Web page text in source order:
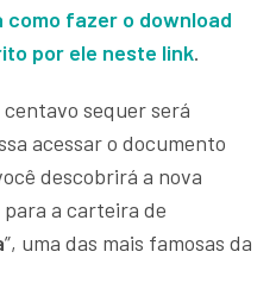
como fazer o download
por ele neste link.
sequer será
acessar o documento
descobrirá a nova
a carteira de
”, uma das mais famosas da